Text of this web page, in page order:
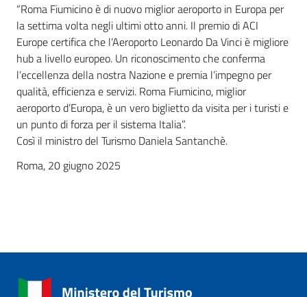
“Roma Fiumicino è di nuovo miglior aeroporto in Europa per
la settima volta negli ultimi otto anni. Il premio di ACI
Europe certifica che l’Aeroporto Leonardo Da Vinci è migliore
hub a livello europeo. Un riconoscimento che conferma
l’eccellenza della nostra Nazione e premia l’impegno per
qualità, efficienza e servizi. Roma Fiumicino, miglior
aeroporto d’Europa, è un vero biglietto da visita per i turisti e
un punto di forza per il sistema Italia”.
Così il ministro del Turismo Daniela Santanchè.
Roma, 20 giugno 2025